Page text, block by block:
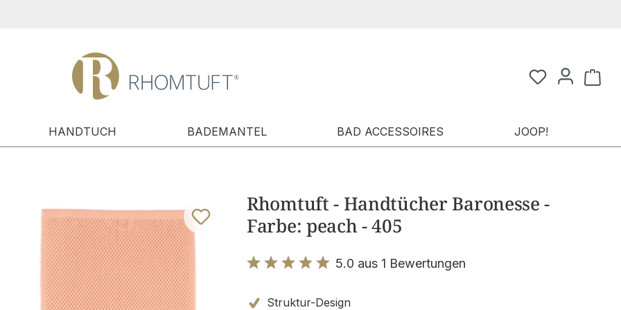
HANDTUCH BADEMANTEL BAD ACCESSOIRES JOOP!
Rhomtuft - Handtücher Baronesse -
Farbe: peach - 405
5.0 aus 1 Bewertungen
Struktur-Design